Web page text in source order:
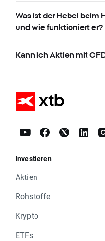
Was ist der Hebel beim
und wie funktioniert er?
Kann ich Aktien mit
Investieren
Aktien
Rohstoffe
Krypto
ETFs